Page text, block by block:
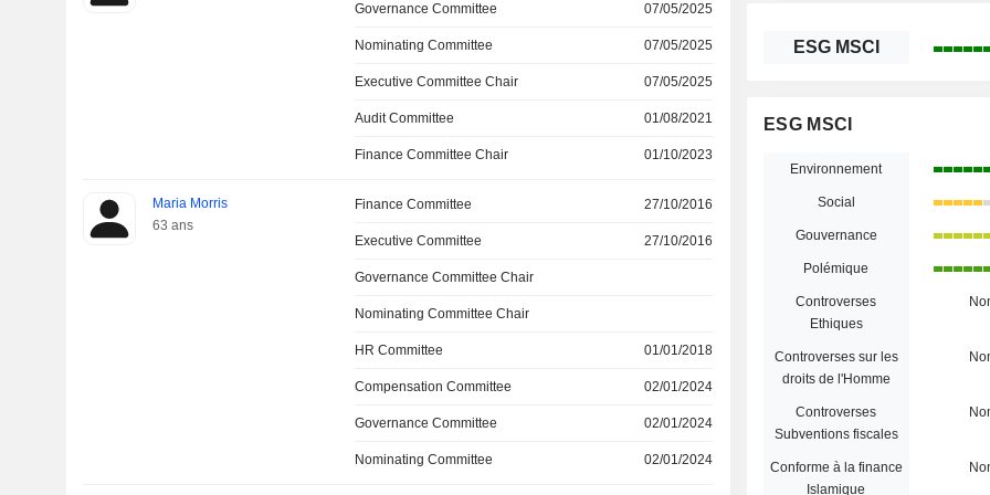
Governance Committee
07/05/2025
Nominating Committee 07/05/2025
Executive Committee Chair 07/05/2025
Audit Committee 01/08/2021
Finance Committee Chair 01/10/2023
Maria Morris
63 ans
Finance Committee 27/10/2016
Executive Committee 27/10/2016
Governance Committee Chair
Nominating Committee Chair
HR Committee 01/01/2018
Compensation Committee 02/01/2024
Governance Committee 02/01/2024
Nominating Committee 02/01/2024
ESG MSCI
ESG MSCI
Environnement
Social
Gouvernance
Polémique
Controverses
Ethiques
Controverses sur les
droits de l'Homme
Controverses
Subventions fiscales
Conforme à la finance
Islamique